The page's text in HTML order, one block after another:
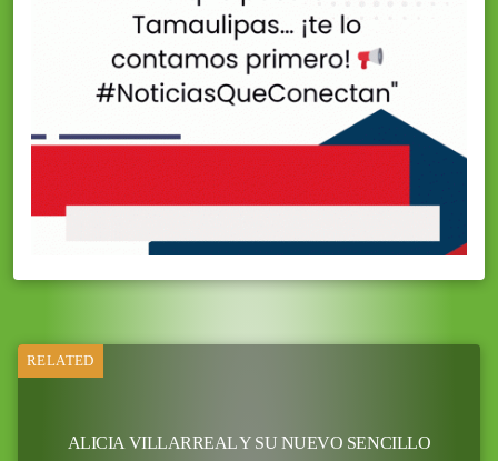
RELATED
ALICIA VILLARREAL Y SU NUEVO SENCILLO